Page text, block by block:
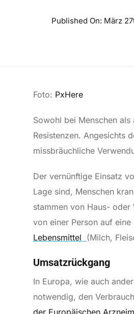
Published On: März
Foto: PxHere
Sowohl bei Menschen
Resistenzen. Angesichts
missbräuchliche
Der vernünftige Einsatz
Lage sind, Menschen
stammen von Haus-
von einer Person auf
Lebensmittel (Milch,
Umsatzrückgang
In Europa, wie auch
notwendig, den
der Europäischen